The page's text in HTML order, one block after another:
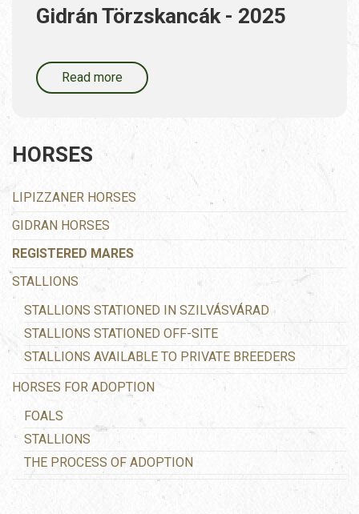
Gidrán Törzskancák - 2025
Read more
HORSES
LIPIZZANER HORSES
GIDRAN HORSES
REGISTERED MARES
STALLIONS
STALLIONS STATIONED IN SZILVÁSVÁRAD
STALLIONS STATIONED OFF-SITE
STALLIONS AVAILABLE TO PRIVATE BREEDERS
HORSES FOR ADOPTION
FOALS
STALLIONS
THE PROCESS OF ADOPTION